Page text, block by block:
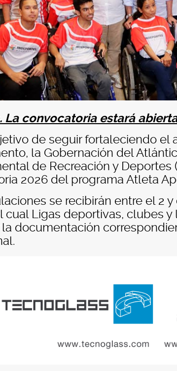
convocatoria estará
de seguir fortaleciendo
la Gobernación del
de Recreación y
2026 del programa Atleta
se recibirán entre el 2
cual Ligas deportivas, clubes
documentación